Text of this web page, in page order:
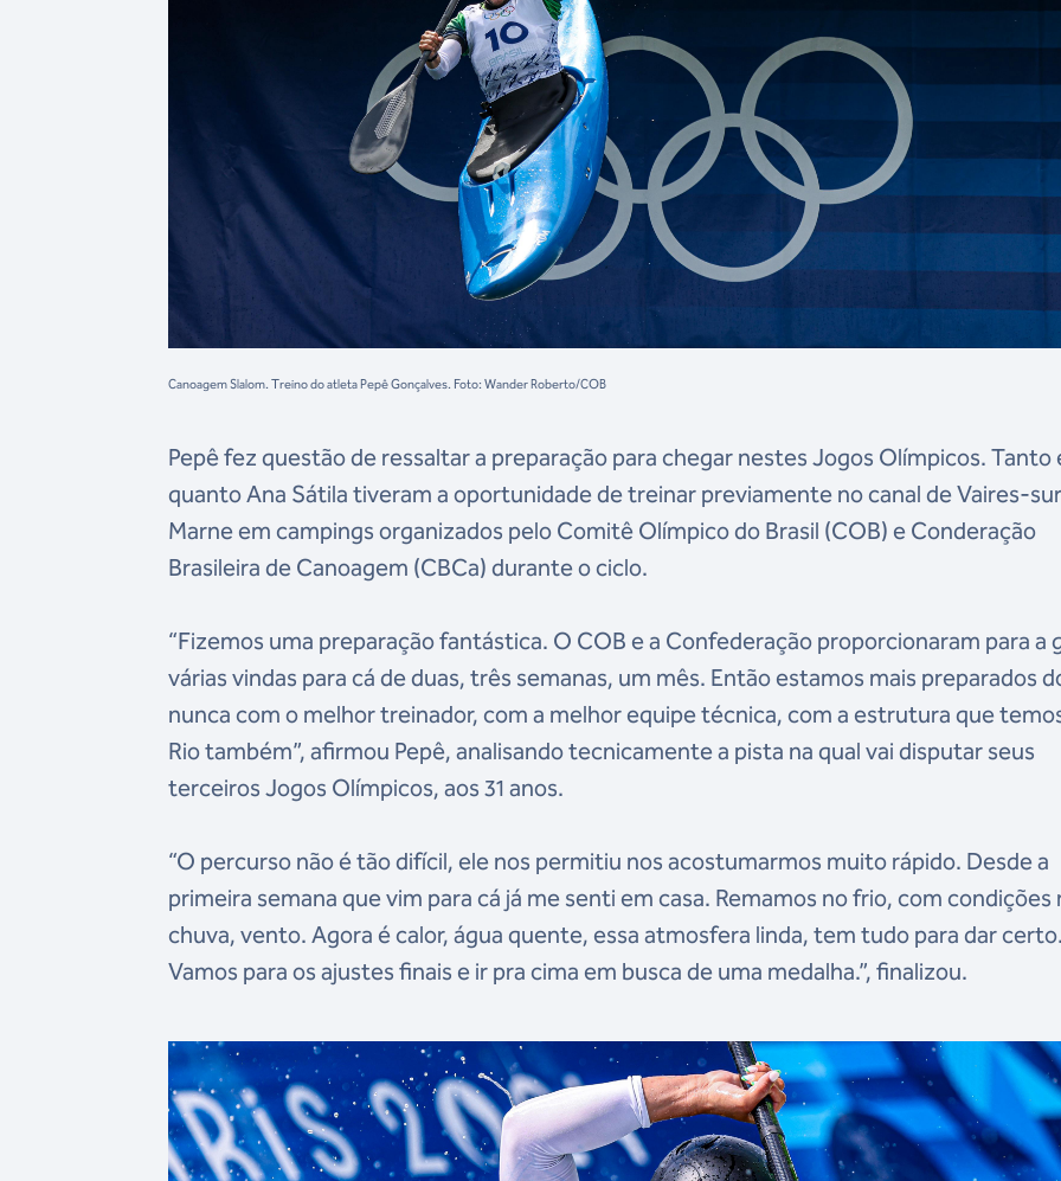
Canoagem Slalom. Treino do atleta Pepê Gonçalves. Foto: Wander Roberto/COB
Pepê fez questão de ressaltar a preparação para chegar nestes Jogos Olímpicos. Tanto
quanto Ana Sátila tiveram a oportunidade de treinar previamente no canal de Vaires-
Marne em campings organizados pelo Comitê Olímpico do Brasil (COB) e Conderação
Brasileira de Canoagem (CBCa) durante o ciclo.
“Fizemos uma preparação fantástica. O COB e a Confederação proporcionaram para a
várias vindas para cá de duas, três semanas, um mês. Então estamos mais preparados
nunca com o melhor treinador, com a melhor equipe técnica, com a estrutura que
Rio também”, afirmou Pepê, analisando tecnicamente a pista na qual vai disputar seus
terceiros Jogos Olímpicos, aos 31 anos.
“O percurso não é tão difícil, ele nos permitiu nos acostumarmos muito rápido. Desde a
primeira semana que vim para cá já me senti em casa. Remamos no frio, com condições
chuva, vento. Agora é calor, água quente, essa atmosfera linda, tem tudo para dar
Vamos para os ajustes finais e ir pra cima em busca de uma medalha.”, finalizou.